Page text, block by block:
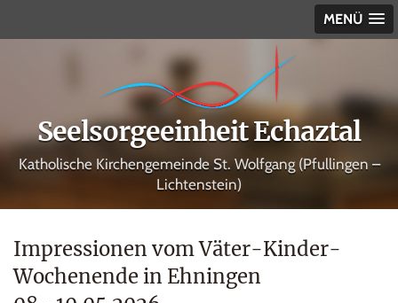
MENÜ
Seelsorgeeinheit Echaztal
Katholische Kirchengemeinde St. Wolfgang (Pfullingen –
Lichtenstein)
Impressionen vom Väter-Kinder-
Wochenende in Ehningen